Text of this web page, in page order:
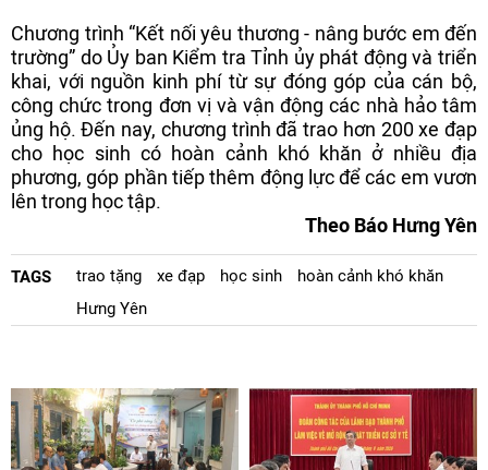
Chương trình “Kết nối yêu thương - nâng bước em đến
trường” do Ủy ban Kiểm tra Tỉnh ủy phát động và triển
khai, với nguồn kinh phí từ sự đóng góp của cán bộ,
công chức trong đơn vị và vận động các nhà hảo tâm
ủng hộ. Đến nay, chương trình đã trao hơn 200 xe đạp
cho học sinh có hoàn cảnh khó khăn ở nhiều địa
phương, góp phần tiếp thêm động lực để các em vươn
lên trong học tập.
Theo Báo Hưng Yên
TAGS trao tặng xe đạp học sinh
hoàn cảnh khó khăn
Hưng Yên